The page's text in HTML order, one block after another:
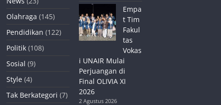
Olahraga (145)
Pendidikan (122)
Politik (108)
Sosial (9)
Style (4)
Tak Berkategori (7)
Empa
t Tim
Fakul
tas
Vokas
i UNAIR Mulai
Perjuangan di
Final OLIVIA XI
2026
2 Agustus 2026